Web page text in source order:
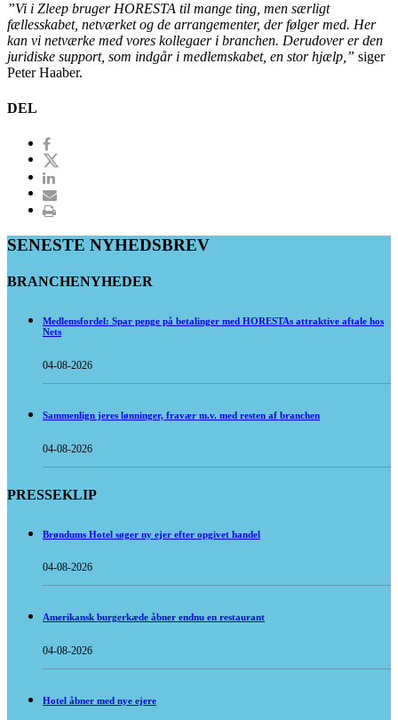
”Vi i Zleep bruger HORESTA til mange ting, men særligt
fællesskabet, netværket og de arrangementer, der følger med. Her
kan vi netværke med vores kollegaer i branchen. Derudover er den
juridiske support, som indgår i medlemskabet, en stor hjælp,” siger
Peter Haaber.
DEL
SENESTE NYHEDSBREV
BRANCHENYHEDER
Medlemsfordel: Spar penge på betalinger med HORESTAs attraktive aftale hos
Nets
04-08-2026
Sammenlign jeres lønninger, fravær m.v. med resten af branchen
04-08-2026
PRESSEKLIP
Brøndums Hotel søger ny ejer efter opgivet handel
04-08-2026
Amerikansk burgerkæde åbner endnu en restaurant
04-08-2026
Hotel åbner med nye ejere